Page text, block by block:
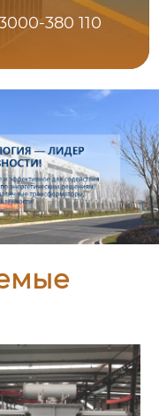
380 110